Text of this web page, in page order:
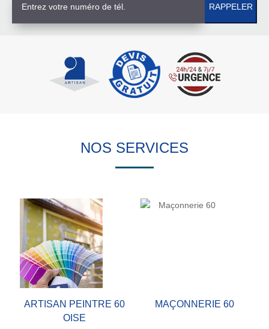
NOS SERVICES
ARTISAN PEINTRE 60
OISE
MAÇONNERIE 60